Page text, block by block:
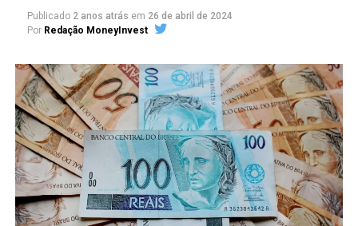
Publicado 2 anos atrás em 26 de abril de 2024
Por Redação MoneyInvest